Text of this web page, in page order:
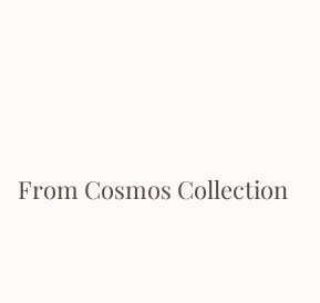
From Cosmos Collection